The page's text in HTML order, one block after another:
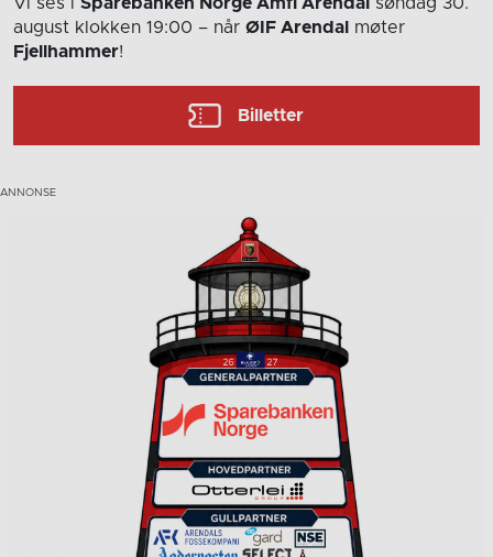
Vi ses i Sparebanken Norge Amfi Arendal
søndag 30.
august klokken 19:00 – når ØIF Arendal
møter
Fjellhammer!
Billetter